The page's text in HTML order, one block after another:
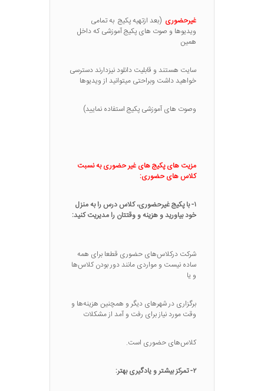
غیرحضوری (بعد ازتهیه پکیج به تمامی
ویدیوها و صوت های پکیج آموزشی که داخل
همین
سایت هستند و قابلیت دانلود نیزدارند دسترسی
خواهید داشت وبراحتی میتوانید از ویدیوها
وصوت های آموزشی پکیج استفاده نمایید)
مزیت های پکیج های غیر حضوری به نسبت
کلاس های حضوری:
۱- با پکیج غیرحضوری، کلاس درس را به منزل
خود بیاورید و هزینه و وقتتان را مدیریت کنید:
شرکت درکلاس‌های حضوری قطعا برای همه
ساده نیست و مواردی مانند دور بودن کلاس‌ها
و یا
برگزاری در شهرهای دیگر و همچنین هزینه‌ها و
وقت مورد نیاز برای رفت و آمد از مشکلات
کلاس‌های حضوری است.
۲- تمرکز بیشتر و یادگیری بهتر: